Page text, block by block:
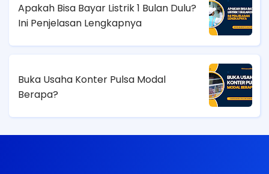
Apakah Bisa Bayar Listrik 1 Bulan Dulu?
Ini Penjelasan Lengkapnya
Buka Usaha Konter Pulsa Modal
Berapa?